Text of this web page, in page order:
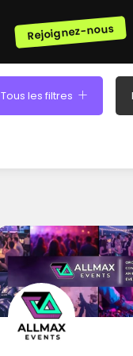
Rejoignez-nous
Tous les filtres